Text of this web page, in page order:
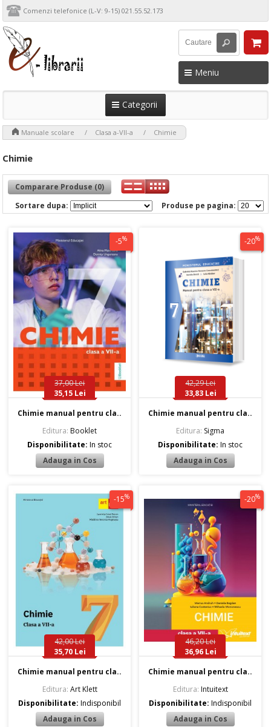
Comenzi telefonice (L-V: 9-15) 021.55.52.173
Meniu
Categorii
Manuale scolare Clasa a-VII-a Chimie
Chimie
Comparare Produse (0)
Produse pe pagina:
Sortare dupa:
-5%
37,00 Lei
35,15 Lei
Chimie manual pentru cla..
Editura: Booklet
Disponibilitate:In stoc
-20%
42,29 Lei
33,83 Lei
Chimie manual pentru cla..
Editura: Sigma
Disponibilitate:In stoc
-15%
42,00 Lei
35,70 Lei
Chimie manual pentru cla..
Editura: Art Klett
Disponibilitate:Indisponibil
-20%
46,20 Lei
36,96 Lei
Chimie manual pentru cla..
Editura: Intuitext
Disponibilitate:Indisponibil